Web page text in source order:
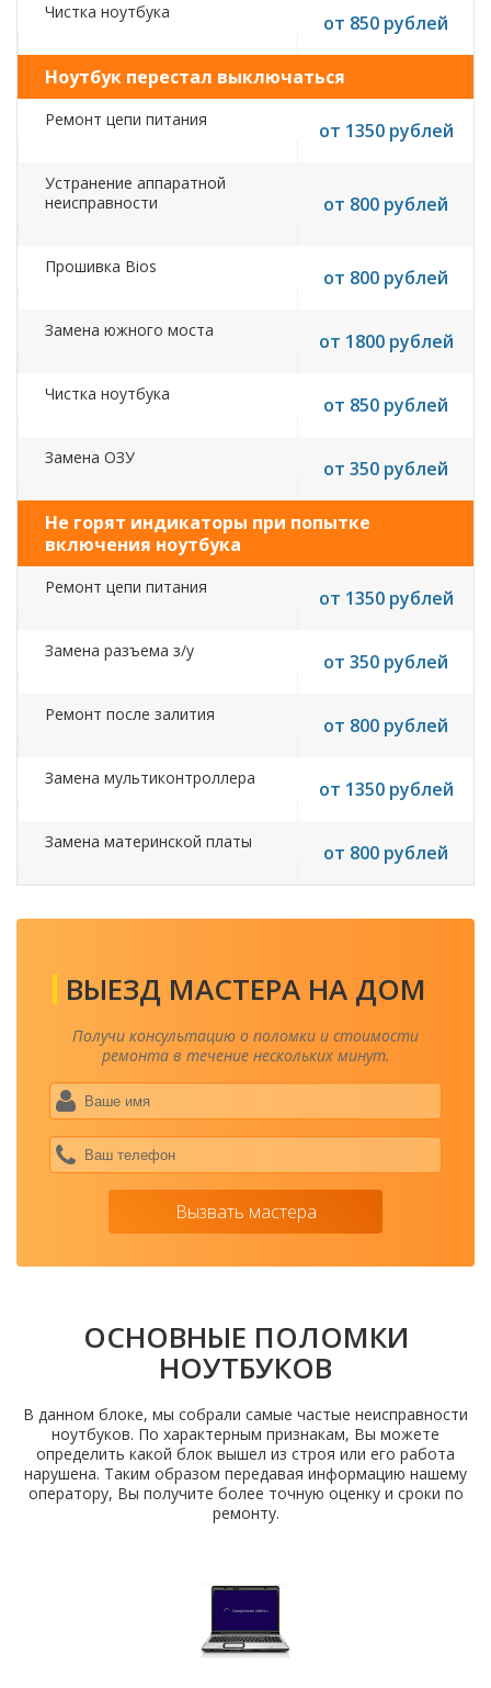
Чистка ноутбука от 850 рублей
Ноутбук перестал выключаться
Ремонт цепи питания от 1350 рублей
Устранение аппаратной
неисправности
от 800 рублей
Прошивка Bios от 800 рублей
Замена южного моста от 1800 рублей
Чистка ноутбука от 850 рублей
Замена ОЗУ от 350 рублей
Не горят индикаторы при попытке
включения ноутбука
Ремонт цепи питания от 1350 рублей
Замена разъема з/у от 350 рублей
Ремонт после залития от 800 рублей
Замена мультиконтроллера от 1350 рублей
Замена материнской платы от 800 рублей
ВЫЕЗД МАСТЕРА НА ДОМ
Получи консультацию о поломки и стоимости
ремонта в течение нескольких минут.
Вызвать мастера
ОСНОВНЫЕ ПОЛОМКИ
НОУТБУКОВ
В данном блоке, мы собрали самые частые неисправности
ноутбуков. По характерным признакам, Вы можете
определить какой блок вышел из строя или его работа
нарушена. Таким образом передавая информацию нашему
оператору, Вы получите более точную оценку и сроки по
ремонту.